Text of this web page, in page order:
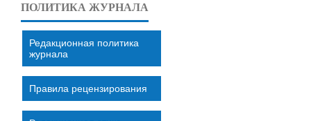
ПОЛИТИКА ЖУРНАЛА
Редакционная политика
журнала
Правила рецензирования